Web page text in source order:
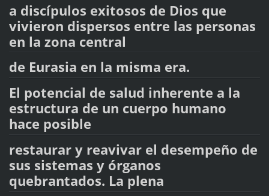
a discípulos exitosos de Dios que
vivieron dispersos entre las personas
en la zona central
de Eurasia en la misma era.
El potencial de salud inherente a la
estructura de un cuerpo humano
hace posible
restaurar y reavivar el desempeño de
sus sistemas y órganos
quebrantados. La plena